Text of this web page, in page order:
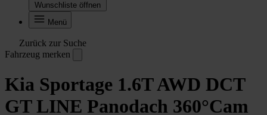
Wunschliste öffnen
Menü
Zurück zur Suche
Fahrzeug merken
Kia Sportage 1.6T AWD DCT
GT LINE Panodach 360°Cam